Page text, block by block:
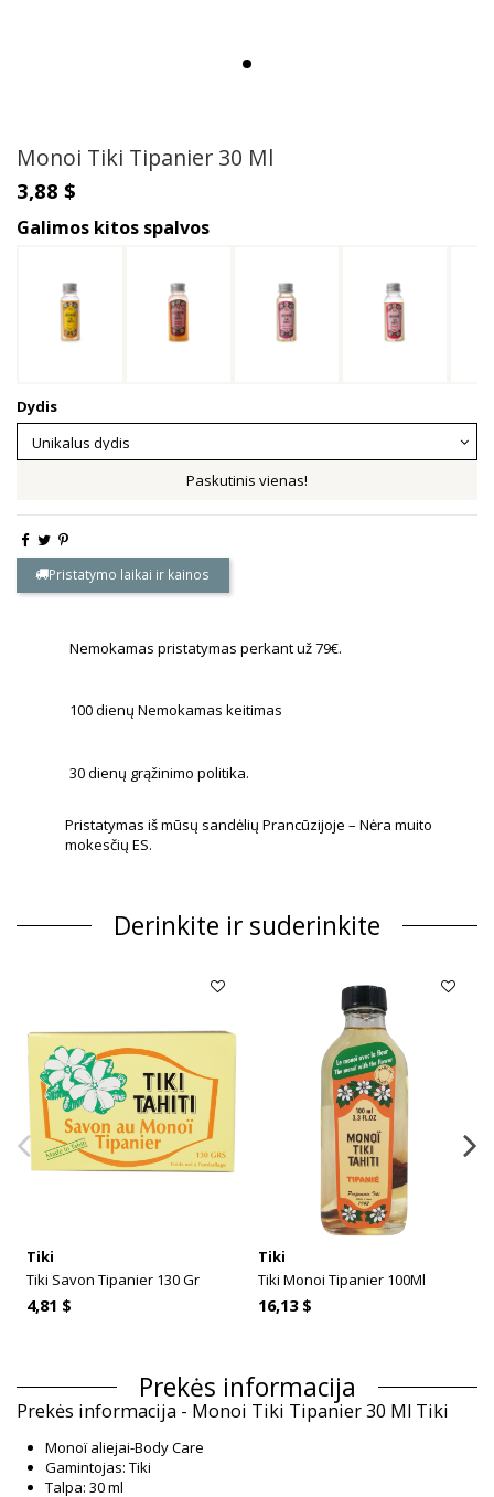
Monoi Tiki Tipanier 30 Ml
3,88 $
Galimos kitos spalvos
Dydis
Paskutinis vienas!
Pristatymo laikai ir kainos
Nemokamas pristatymas perkant už 79€.
100 dienų Nemokamas keitimas
30 dienų grąžinimo politika.
Pristatymas iš mūsų sandėlių Prancūzijoje – Nėra muito
mokesčių ES.
Derinkite ir suderinkite
Tiki
Tiki Savon Tipanier 130 Gr
4,81 $
Tiki
Tiki Monoi Tipanier 100Ml
16,13 $
Prekės informacija
Prekės informacija - Monoi Tiki Tipanier 30 Ml Tiki
Monoï aliejai-Body Care
Gamintojas: Tiki
Talpa: 30 ml